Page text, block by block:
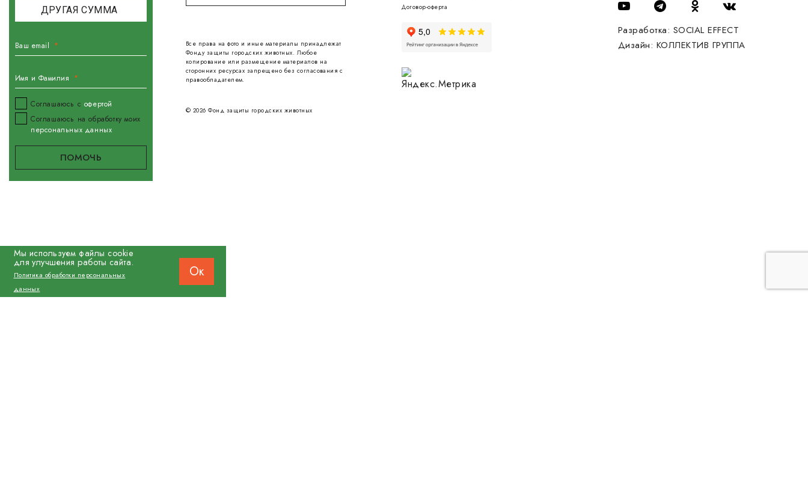
Ваш email
Имя и Фамилия
Соглашаюсь с офертой
Соглашаюсь на обработку моих
персональных данных
Все права на фото и иные материалы принадлежат
Фонду защиты городских животных. Любое
копирование или размещение материалов на
сторонних ресурсах запрещено без согласования с
правообладателем.
© 2026 Фонд защиты городских животных
Договор-оферта
Разработка: SOCIAL EFFECT
Дизайн: КОЛЛЕКТИВ ГРУППА
Мы используем файлы cookie
для улучшения работы сайта.
Политика обработки персональных
данных
Ок